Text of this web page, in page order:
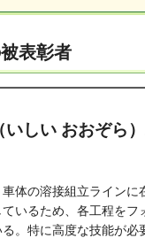
表彰者
いしい おおぞら
体の溶接組立ラインに
いるため、各工程をフ
。特に高度な技能が必